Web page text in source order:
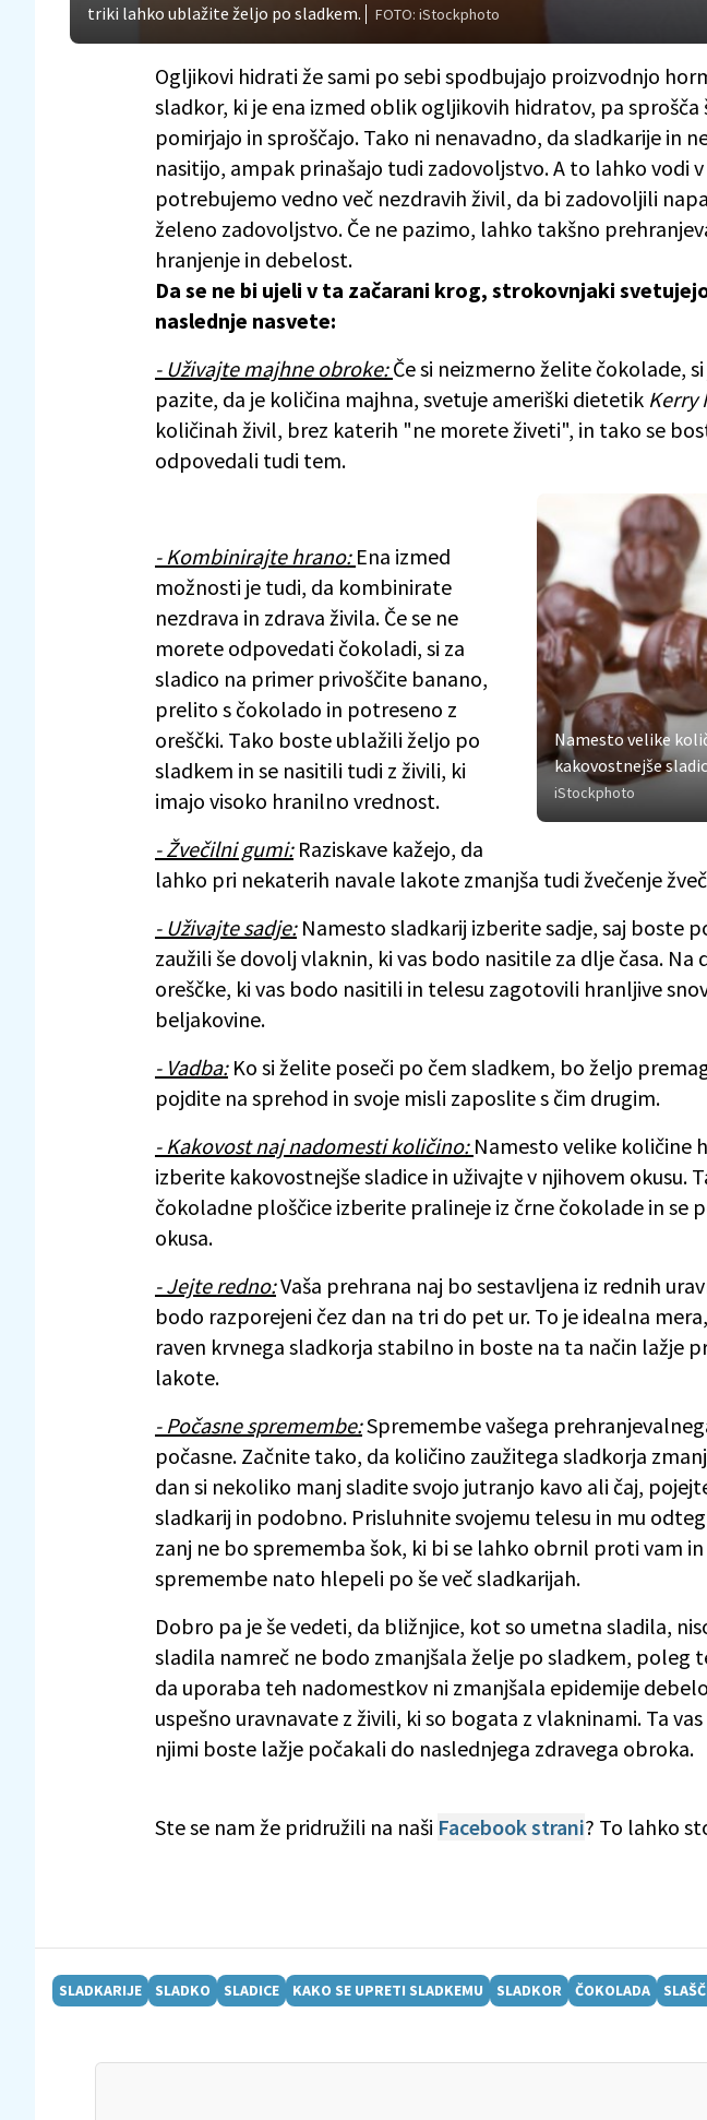
triki lahko ublažite željo po sladkem.
FOTO: iStockphoto
Ogljikovi hidrati že sami po sebi spodbujajo proizvodnjo
sladkor, ki je ena izmed oblik ogljikovih hidratov, pa sprošča
pomirjajo in sproščajo. Tako ni nenavadno, da sladkarije in
nasitijo, ampak prinašajo tudi zadovoljstvo. A to lahko vodi
potrebujemo vedno več nezdravih živil, da bi zadovoljili
želeno zadovoljstvo. Če ne pazimo, lahko takšno
hranjenje in debelost.
Da se ne bi ujeli v ta začarani krog, strokovnjaki
naslednje nasvete:
- Uživajte majhne obroke:Če si neizmerno želite čokolade,
pazite, da je količina majhna, svetuje ameriški dietetik Kerry
količinah živil, brez katerih "ne morete živeti", in tako se
odpovedali tudi tem.
Namesto velike
kakovostnejše
iStockphoto
- Kombinirajte hrano: Ena izmed
možnosti je tudi, da kombinirate
nezdrava in zdrava živila. Če se ne
morete odpovedati čokoladi, si za
sladico na primer privoščite banano,
prelito s čokolado in potreseno z
oreščki. Tako boste ublažili željo po
sladkem in se nasitili tudi z živili, ki
imajo visoko hranilno vrednost.
- Žvečilni gumi:Raziskave kažejo, da
lahko pri nekaterih navale lakote zmanjša tudi žvečenje
- Uživajte sadje:Namesto sladkarij izberite sadje, saj boste
zaužili še dovolj vlaknin, ki vas bodo nasitile za dlje časa. Na
oreščke, ki vas bodo nasitili in telesu zagotovili hranljive
beljakovine.
- Vadba:Ko si želite poseči po čem sladkem, bo željo
pojdite na sprehod in svoje misli zaposlite s čim drugim.
- Kakovost naj nadomesti količino: Namesto velike količine
izberite kakovostnejše sladice in uživajte v njihovem okusu.
čokoladne ploščice izberite pralineje iz črne čokolade in se
okusa.
- Jejte redno:Vaša prehrana naj bo sestavljena iz rednih
bodo razporejeni čez dan na tri do pet ur. To je idealna
raven krvnega sladkorja stabilno in boste na ta način lažje
lakote.
- Počasne spremembe:Spremembe vašega
počasne. Začnite tako, da količino zaužitega sladkorja
dan si nekoliko manj sladite svojo jutranjo kavo ali čaj,
sladkarij in podobno. Prisluhnite svojemu telesu in mu
zanj ne bo sprememba šok, ki bi se lahko obrnil proti vam
spremembe nato hlepeli po še več sladkarijah.
Dobro pa je še vedeti, da bližnjice, kot so umetna sladila,
sladila namreč ne bodo zmanjšala želje po sladkem, poleg
da uporaba teh nadomestkov ni zmanjšala epidemije
uspešno uravnavate z živili, ki so bogata z vlakninami. Ta
njimi boste lažje počakali do naslednjega zdravega obroka.
Ste se nam že pridružili na naši Facebook strani? To lahko
SLADKARIJE SLADKO SLADICE KAKO SE UPRETI SLADKEMU SLADKOR ČOKOLADA